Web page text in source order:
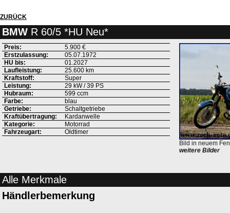
ZURÜCK
BMW R 60/5 *HU Neu*
Preis:
5.900 €
Erstzulassung:
05.07.1972
HU bis:
01.2027
Laufleistung:
25.600 km
Kraftstoff:
Super
Leistung:
29 kW / 39 PS
Hubraum:
599 ccm
Farbe:
blau
Getriebe:
Schaltgetriebe
Kraftübertragung:
Kardanwelle
Kategorie:
Motorrad
Fahrzeugart:
Oldtimer
Bild in neuem
weitere Bilder
Alle Merkmale
Händlerbemerkung